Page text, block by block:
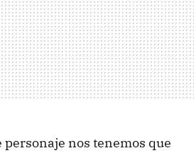
personaje nos tenemos que